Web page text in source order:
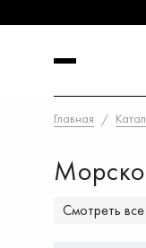
Главная
Смотреть все